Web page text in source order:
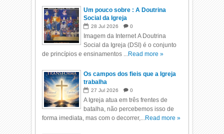
Um pouco sobre : A Doutrina
Social da Igreja
28 Jul 2026 0
Imagem da Internet A Doutrina
Social da Igreja (DSI) é o conjunto
de princípios e ensinamentos ...Read more »
Os campos dos fieis que a Igreja
trabalha
27 Jul 2026 0
A Igreja atua em três frentes de
batalha, não percebemos isso de
forma imediata, mas com o decorrer,...Read more »